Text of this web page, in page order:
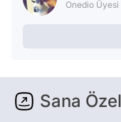
Onedio Üyesi
Sana